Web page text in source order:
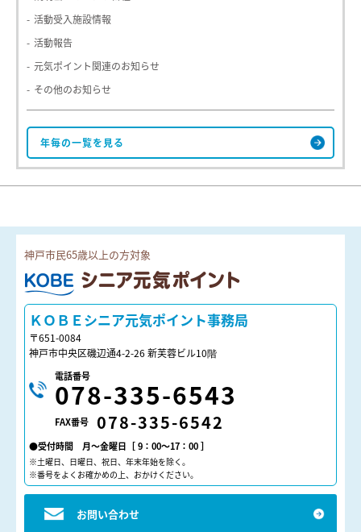
活動受入施設情報
活動報告
元気ポイント関連のお知らせ
その他のお知らせ
神戸市民65歳以上の方対象
ＫＯＢＥシニア元気ポイント
ＫＯＢＥシニア元気ポイント事務局
〒651-0084
神戸市中央区磯辺通4-2-26 新芙蓉ビル10階
電話番号
078-335-6543
FAX番号 078-335-6542
●受付時間 月～金曜日［ 9：00～17：00 ］
※土曜日、日曜日、祝日、年末年始を除く。
※番号をよくお確かめの上、おかけください。
お問い合わせ